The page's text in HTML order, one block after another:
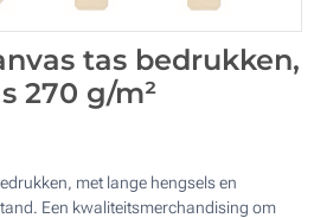
tas bedrukken,
270 g/m²
met lange hengsels en
Een kwaliteitsmerchandising om